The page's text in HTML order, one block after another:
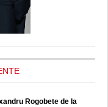
Rogobete de la